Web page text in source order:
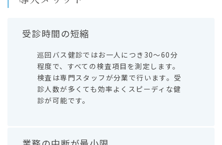
受診時間の短縮
巡回バス健診ではお一人につき30～60分
程度で、すべての検査項目を測定します。
検査は専門スタッフが分業で行います。受
診人数が多くても効率よくスピーディな健
診が可能です。